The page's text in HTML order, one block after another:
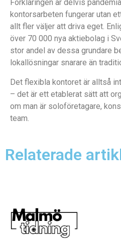
Förklaringen är delvis
kontorsarbeten fungerar utan
allt fler väljer att driva eget.
över 70 000 nya aktiebolag i
stor andel av dessa grundare
lokallösningar snarare än
Det flexibla kontoret är alltså
– det är ett etablerat sätt att
om man är soloföretagare,
team.
Relaterade